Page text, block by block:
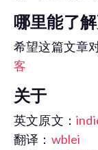
哪里能了
希望这篇文章
客
关于
英文原文：
翻译： wblei